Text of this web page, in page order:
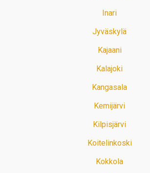
Inari
Jyväskylä
Kajaani
Kalajoki
Kangasala
Kemijärvi
Kilpisjärvi
Koitelinkoski
Kokkola